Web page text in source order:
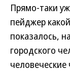
Прямо-таки
пейджер
показалось,
городского
человеческие